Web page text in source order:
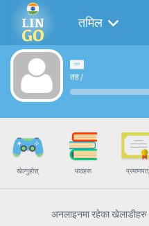
तमिल
तह/
खेल्नुहोस् पाठहरू
अनलाइनमा रहेका खेलाडीहरु